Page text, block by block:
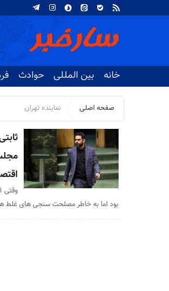
خانه بین المللی حوادث
صفحه اصلی نماینده تهران
بود اما به خاطر مصلحت سنجی های غلط